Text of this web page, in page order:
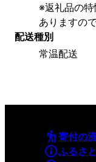
※返礼品の
ありますの
配送種別
常温配送
寄付の
ふるさ